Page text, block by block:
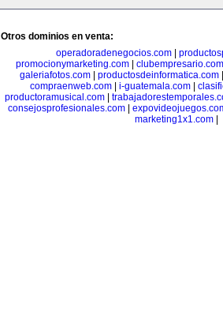
Otros dominios en venta:
operadoradenegocios.com|
promocionymarketing.com| clubempresario.com
galeriafotos.com
productosdeinformatica.com
compraenweb.com| i-guatemala.com|
productoramusical.com
consejosprofesionales.com|
marketing1x1.com